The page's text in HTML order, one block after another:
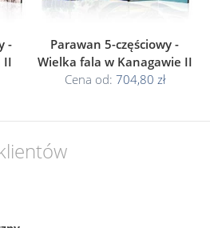
-
II
Parawan 5-częściowy -
Wielka fala w Kanagawie II
Cena od: 704,80 zł